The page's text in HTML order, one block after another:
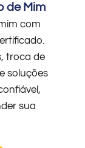
de Mim
com
troca de
soluções
sua